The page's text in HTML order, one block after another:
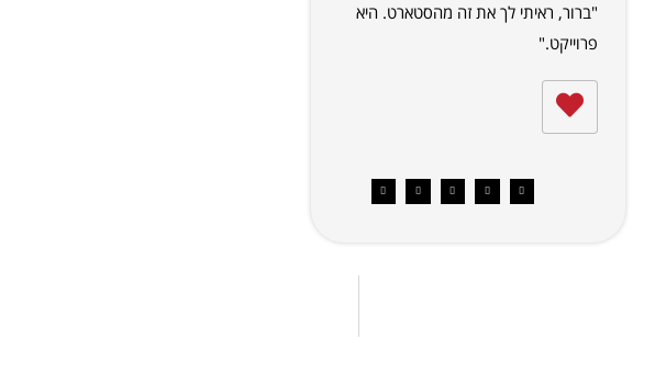
"ברור, ראיתי לך את זה מהסטארט. היא
פרוייקט."